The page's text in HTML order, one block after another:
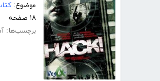
موضوع:
۱۸ صفحه
برچسب‌ها: